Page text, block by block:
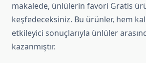
makalede, ünlülerin favori Gratis
keşfedeceksiniz. Bu ürünler, hem
etkileyici sonuçlarıyla ünlüler
kazanmıştır.